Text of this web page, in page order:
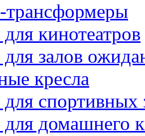
трансформеры
кинотеатров
залов
кресла
спортивных
домашнего